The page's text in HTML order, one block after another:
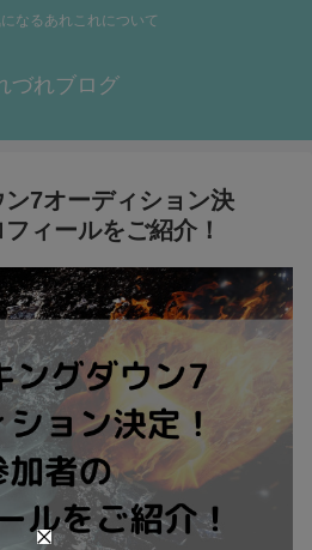
なるあれこれについて
づれブログ
7オーディション決
ィールをご紹介！